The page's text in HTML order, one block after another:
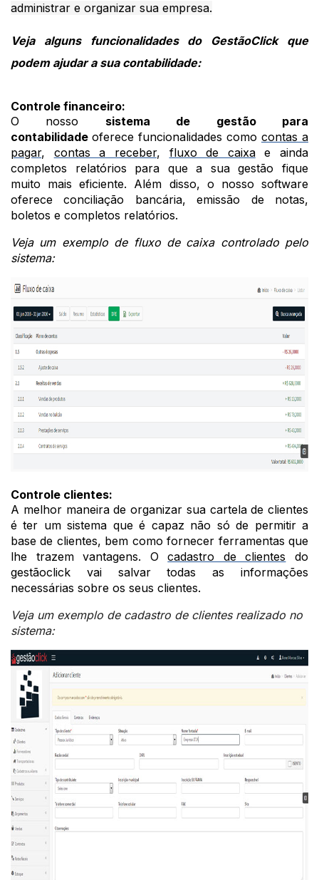
administrar e organizar sua empresa.
Veja alguns funcionalidades do GestãoClick que
podem ajudar a sua contabilidade:
Controle financeiro:
O nosso sistema de gestão para
contabilidade oferece funcionalidades como contas a
pagar, contas a receber, fluxo de caixae ainda
completos relatórios para que a sua gestão fique
muito mais eficiente. Além disso, o nosso software
oferece conciliação bancária, emissão de notas,
boletos e completos relatórios.
Veja um exemplo de fluxo de caixa controlado pelo
sistema:
Controle clientes:
A melhor maneira de organizar sua cartela de clientes
é ter um sistema que é capaz não só de permitir a
base de clientes, bem como fornecer ferramentas que
lhe trazem vantagens. Ocadastro de clientes do
gestãoclick vai salvar todas as informações
necessárias sobre os seus clientes.
Veja um exemplo de cadastro de clientes realizado no
sistema: